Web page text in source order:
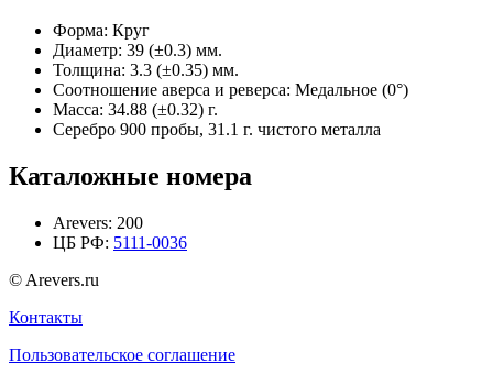
Форма: Круг
Диаметр: 39 (±0.3) мм.
Толщина: 3.3 (±0.35) мм.
Соотношение аверса и реверса: Медальное (0°)
Масса: 34.88 (±0.32) г.
Серебро 900 пробы, 31.1 г. чистого металла
Каталожные номера
Arevers: 200
ЦБ РФ: 5111-0036
© Arevers.ru
Контакты
Пользовательское соглашение